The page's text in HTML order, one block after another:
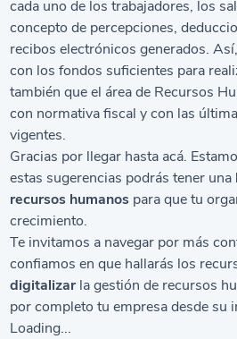
cada uno de los trabajadores, los
concepto de percepciones,
recibos electrónicos generados.
con los fondos suficientes para
también que el área de Recursos
con normativa fiscal y con las
vigentes.
Gracias por llegar hasta acá.
estas sugerencias podrás tener una
recursos humanos para que tu
crecimiento.
Te invitamos a navegar por más
confiamos en que hallarás los
digitalizar la gestión de recursos
por completo tu empresa desde su
Loading...